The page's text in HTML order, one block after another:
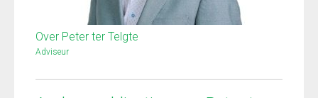
Over Peter ter Telgte
Adviseur